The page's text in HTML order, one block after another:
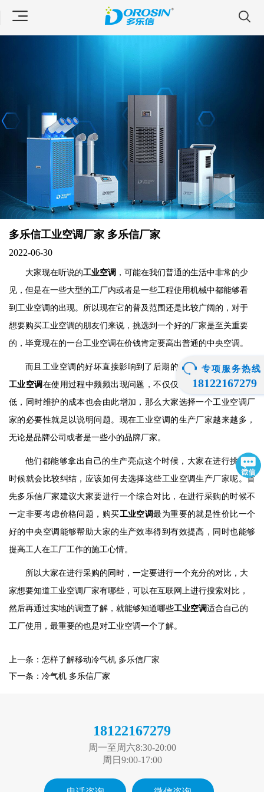
多乐信工业空调厂家 多乐信厂家
2022-06-30
大家现在听说的工业空调 ，可能在我们普通的生活中非常的少
见 ，但是在一些大型的工厂内或者是一些工程使用机械中都能够看
到工业空调的出现。所以现在它的普及范围还是比较广阔的，对于
想要购买工业空调的朋友们来说，挑选到一个好的厂家是至关重要
的，毕竟现在的一台工业空调在价钱肯定要高出普通的中央空调。
而且工业空调的好坏直接影响到了后期的生产效率，如果一个
工业空调 在使用过程中频频出现问题，不仅仅导致了生产效率的降
低，同时维护的成本也会由此增加，那么大家选择一个工业空调厂
家的必要性就足以说明问题。现在工业空调的生产厂家越来越多，
无论是品牌公司或者是一些小的品牌厂家。
他们都能够拿出自己的生产亮点这个时候，大家在进行挑选的
时候就会比较纠结，应该如何去选择这些工业空调生产厂家呢。首
先多乐信厂家建议大家要进行一个综合对比，在进行采购的时候不
一定非要考虑价格问题，购买工业空调最为重要的就是性价比一个
好的中央空调能够帮助大家的生产效率得到有效提高，同时也能够
提高工人在工厂工作的施工心情。
所以大家在进行采购的同时，一定要进行一个充分的对比，大
家想要知道工业空调厂家有哪些，可以在互联网上进行搜索对比，
然后再通过实地的调查了解，就能够知道哪些工业空调适合自己的
工厂使用，最重要的也是对工业空调一个了解。
上一条：怎样了解移动冷气机 多乐信厂家
下一条：冷气机 多乐信厂家
专项服务热线
18122167279
18122167279
周一至周六8:30-20:00
周日9:00-17:00